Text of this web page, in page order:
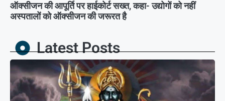
ऑक्सीजन की आपूर्ति पर हाईकोर्ट सख्त, कहा- उद्योगों को नहीं
अस्पतालों को ऑक्सीजन की जरूरत है
Latest Posts